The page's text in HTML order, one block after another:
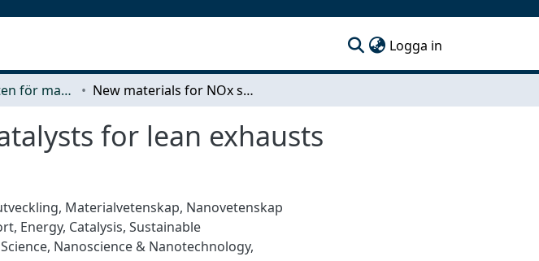
Logga in
Examensarbeten för masterexamen New materials for NOx storage in catalysts for lean exhausts
for lean exhausts
, Materialvetenskap, Nanovetenskap
, Energy, Catalysis, Sustainable
, Nanoscience & Nanotechnology,